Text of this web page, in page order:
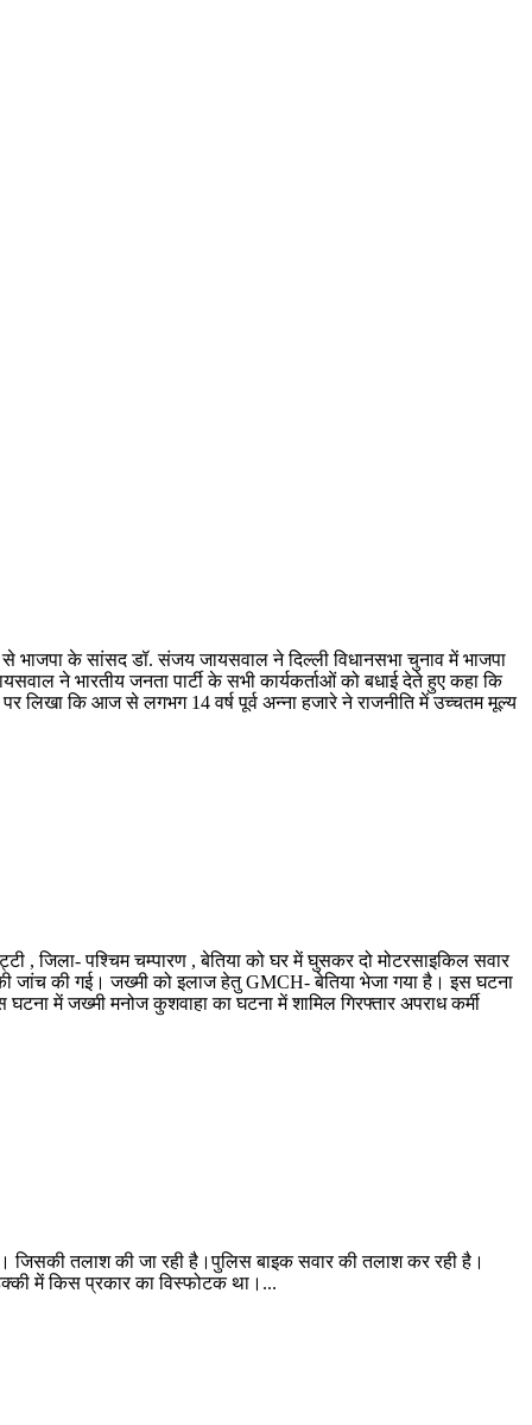
से भाजपा के सांसद डॉ. संजय जायसवाल ने दिल्ली विधानसभा चुनाव में भाजपा
ने भारतीय जनता पार्टी के सभी कार्यकर्ताओं को बधाई देते हुए कहा कि
लिखा कि आज से लगभग 14 वर्ष पूर्व अन्ना हजारे ने राजनीति में उच्चतम मूल्य
, जिला- पश्चिम चम्पारण , बेतिया को घर में घुसकर दो मोटरसाइकिल सवार
की जांच की गई। जख्मी को इलाज हेतु GMCH- बेतिया भेजा गया है। इस घटना
में जख्मी मनोज कुशवाहा का घटना में शामिल गिरफ्तार अपराध कर्मी
जिसकी तलाश की जा रही है।पुलिस बाइक सवार की तलाश कर रही है।
में किस प्रकार का विस्फोटक था।...